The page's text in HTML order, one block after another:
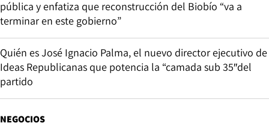
pública y enfatiza que reconstrucción del Biobío “va a
terminar en este gobierno”
Quién es José Ignacio Palma, el nuevo director ejecutivo de
Ideas Republicanas que potencia la “camada sub 35″del
partido
NEGOCIOS